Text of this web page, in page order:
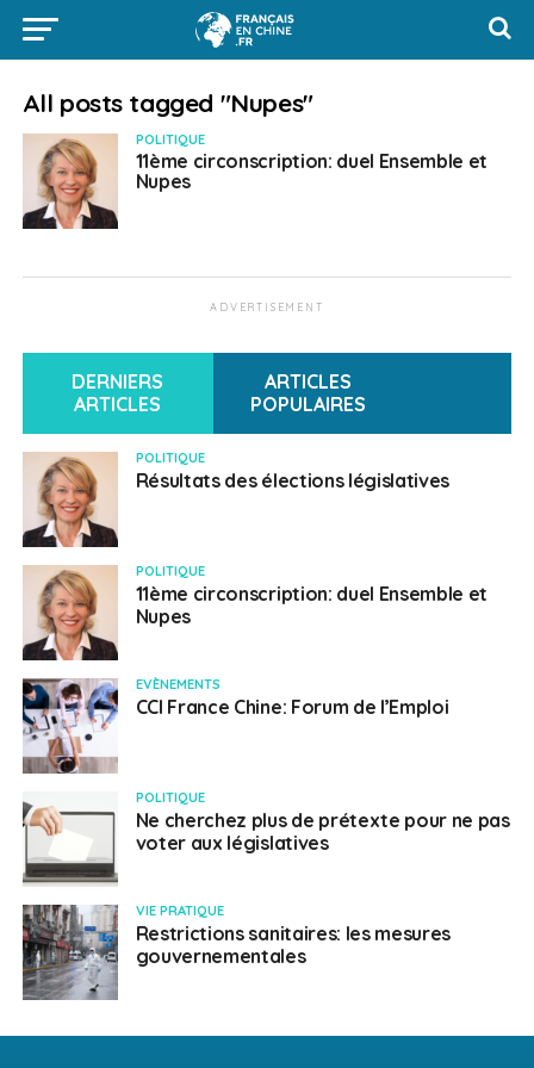
All posts tagged "Nupes"
POLITIQUE
11ème circonscription: duel Ensemble et
Nupes
ADVERTISEMENT
DERNIERS
ARTICLES
ARTICLES
POPULAIRES
POLITIQUE
Résultats des élections législatives
POLITIQUE
11ème circonscription: duel Ensemble et
Nupes
EVÈNEMENTS
CCI France Chine: Forum de l’Emploi
POLITIQUE
Ne cherchez plus de prétexte pour ne pas
voter aux législatives
VIE PRATIQUE
Restrictions sanitaires: les mesures
gouvernementales